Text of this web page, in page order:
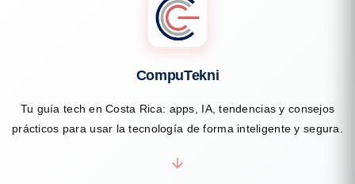
CompuTekni
Tu guía tech en Costa Rica: apps, IA, tendencias y consejos
prácticos para usar la tecnología de forma inteligente y segura.